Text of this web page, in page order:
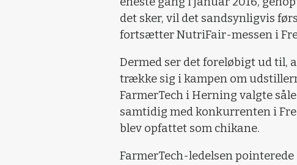
det sker, vil det sandsynligvis
fortsætter NutriFair-messen i
Dermed ser det foreløbigt ud til,
trække sig i kampen om
FarmerTech i Herning valgte
samtidig med konkurrenten i
blev opfattet som chikane.
FarmerTech-ledelsen